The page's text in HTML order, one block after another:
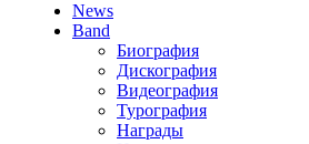
News
Band
Биография
Дискография
Видеография
Турография
Награды